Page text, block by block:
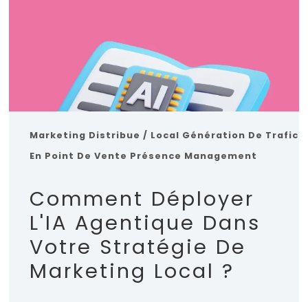
Marketing Distribue / Local Génération De Trafic
En Point De Vente Présence Management
Comment Déployer
L'IA Agentique Dans
Votre Stratégie De
Marketing Local ?